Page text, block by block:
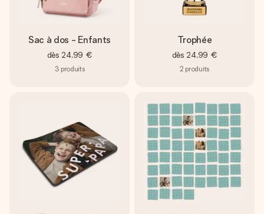
Sac à dos - Enfants
dès 24,99 €
3 produits
Trophée
dès 24,99 €
2 produits